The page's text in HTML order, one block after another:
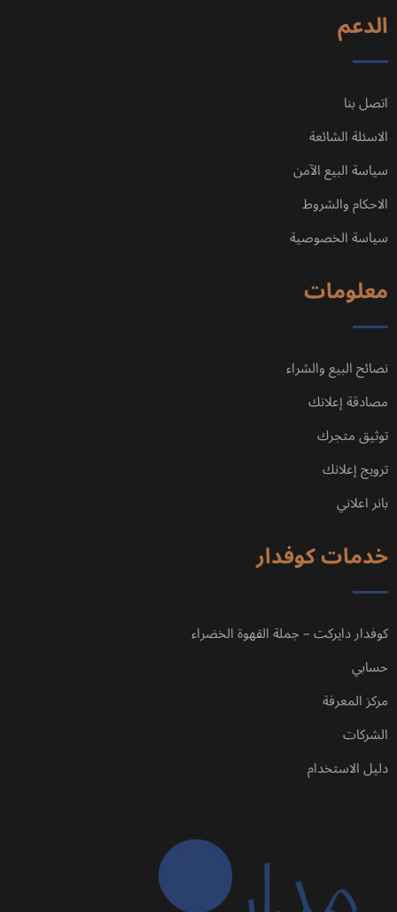
الدعم
اتصل بنا
الاسئلة الشائعة
سياسة البيع الآمن
الاحكام والشروط
سياسة الخصوصية
معلومات
نصائح البيع والشراء
مصادقة إعلانك
توثيق متجرك
ترويج إعلانك
بانر اعلاني
خدمات كوفدار
كوفدار دايركت – جملة القهوة الخضراء
حسابي
مركز المعرفة
الشركات
دليل الاستخدام